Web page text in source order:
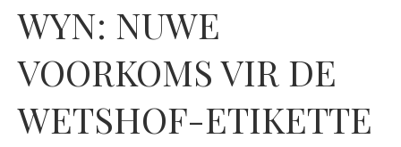
WYN: NUWE
VOORKOMS VIR DE
WETSHOF-ETIKETTE